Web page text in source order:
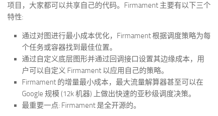
项目，大家都可以共享自己的代码。Firmament 主要有以下三个
特性:
通过对图进行最小成本优化，Firmament 根据调度策略为每
个任务或容器找到最佳位置。
通过自定义底层图形并通过回调接口设置其边缘成本，用
户可以自定义 Firmament 以应用自己的策略。
Firmament 的增量最小成本，最大流量解算器甚至可以在
Google 规模 (12k 机器) 上做出快速的亚秒级调度决策。
最重要一点: Firmament 是全开源的。